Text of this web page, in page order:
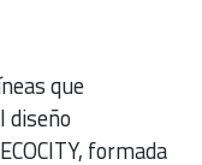
que
diseño
formada